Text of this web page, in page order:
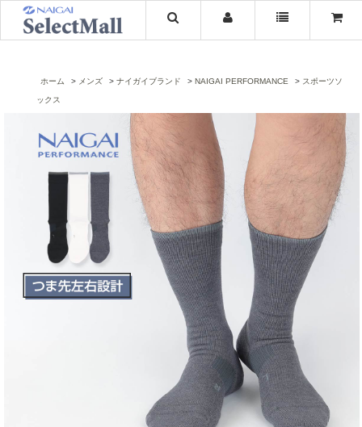
ホーム メンズ ナイガイブランド NAIGAI PERFORMANCE スポーツソ
ックス